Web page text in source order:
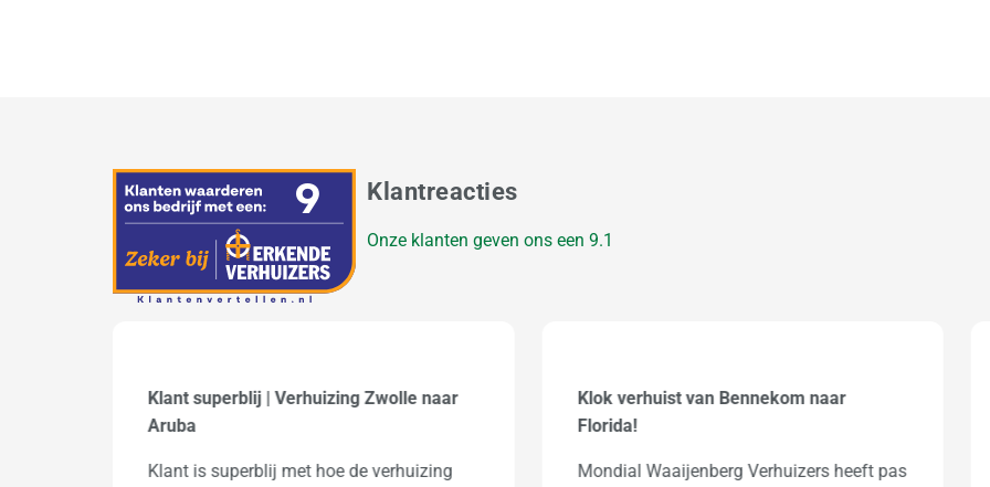
Klantreacties
Onze klanten geven ons een 9.1
Klok verhuist van Bennekom naar
Florida!
Mondial Waaijenberg Verhuizers heeft pas
Internationale verhuizing naar Zuid
Afrika
Goedemiddag Jan v Santen. Wij willen je